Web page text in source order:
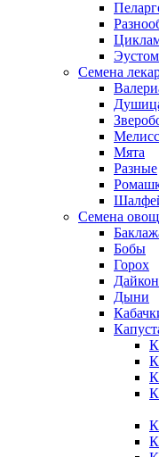
Семена
Мята
Разные
Семена
Бобы
Горох
Дайкон
Дыни